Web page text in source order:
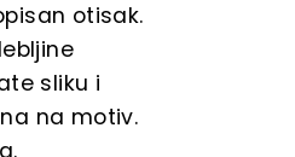
otisak.
sliku i
na motiv.